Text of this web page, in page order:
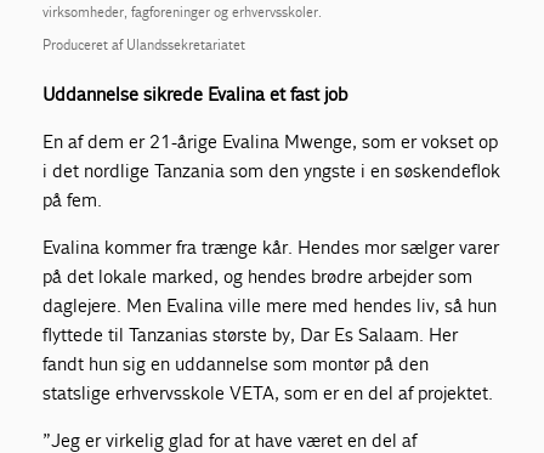
virksomheder, fagforeninger og erhvervsskoler.
Produceret af Ulandssekretariatet
Uddannelse sikrede Evalina et fast job
En af dem er 21-årige Evalina Mwenge, som er vokset op
i det nordlige Tanzania som den yngste i en søskendeflok
på fem.
Evalina kommer fra trænge kår. Hendes mor sælger varer
på det lokale marked, og hendes brødre arbejder som
daglejere. Men Evalina ville mere med hendes liv, så hun
flyttede til Tanzanias største by, Dar Es Salaam. Her
fandt hun sig en uddannelse som montør på den
statslige erhvervsskole VETA, som er en del af projektet.
”Jeg er virkelig glad for at have været en del af